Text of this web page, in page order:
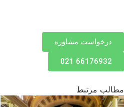
درخواست مشاوره
66176932 021
مطالب مرتبط